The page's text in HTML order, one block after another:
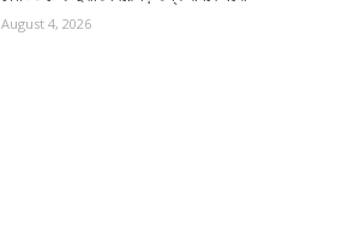
August 4, 2026